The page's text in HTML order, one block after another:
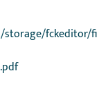
storage/fckeditor/fi